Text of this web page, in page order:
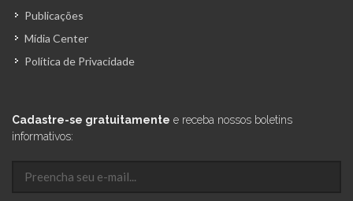
Publicações
Mídia Center
Política de Privacidade
Cadastre-se gratuitamente e receba nossos boletins
informativos: